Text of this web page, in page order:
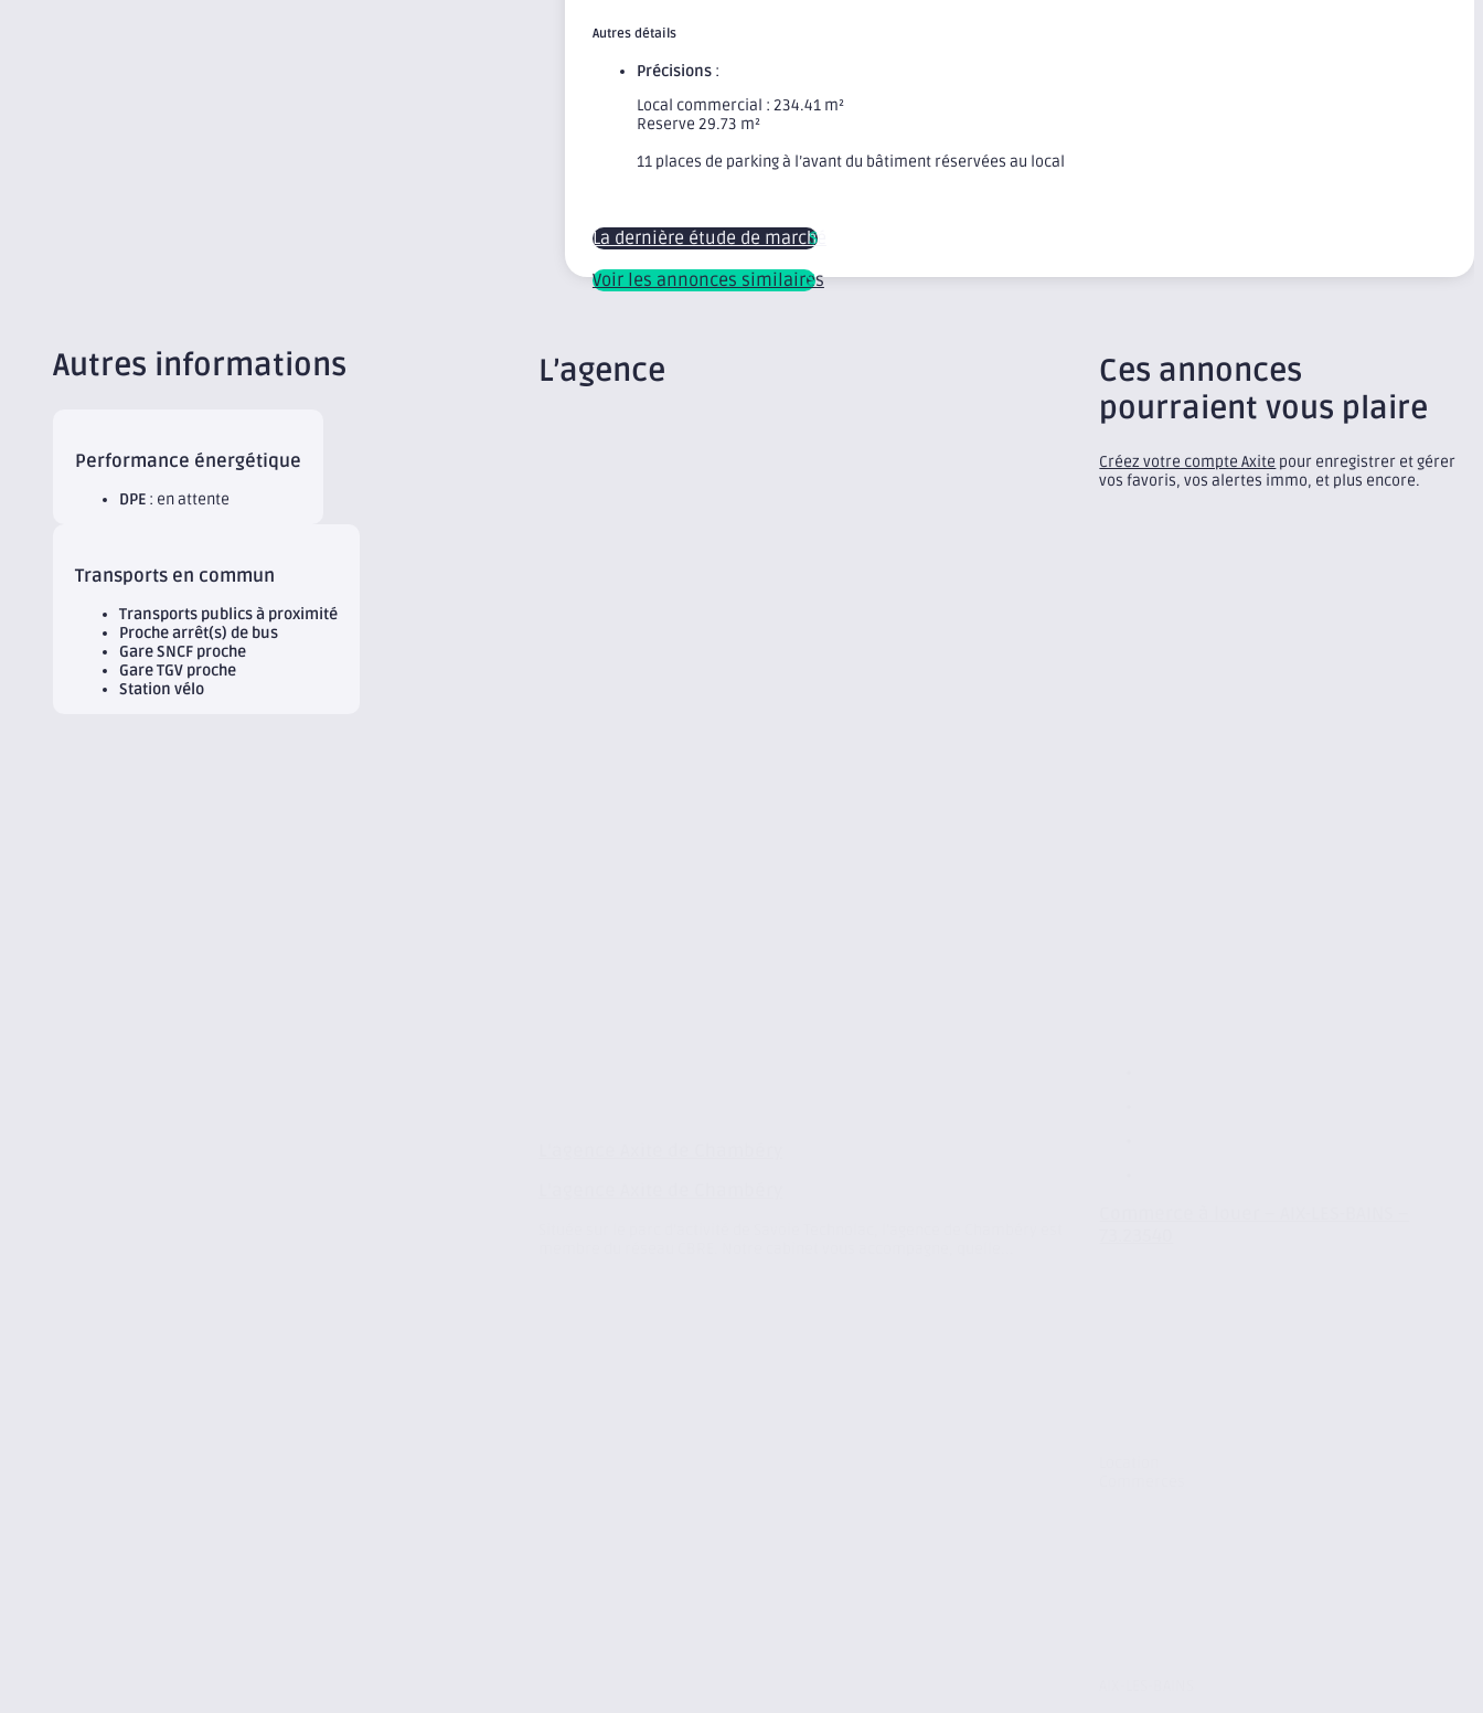
Autres détails
Précisions:
Local commercial : 234.41 m²
Reserve 29.73 m²
11 places de parking à l’avant du bâtiment réservées au local
La dernière étude de marché
Voir les annonces similaires
Autres informations
Performance énergétique
DPE : en attente
Transports en commun
Transports publics à proximité
Proche arrêt(s) de bus
Gare SNCF proche
Gare TGV proche
Station vélo
L’agence
Ces annonces
pourraient vous plaire
Créez votre compte Axite pour enregistrer et gérer
vos favoris, vos alertes immo, et plus encore.